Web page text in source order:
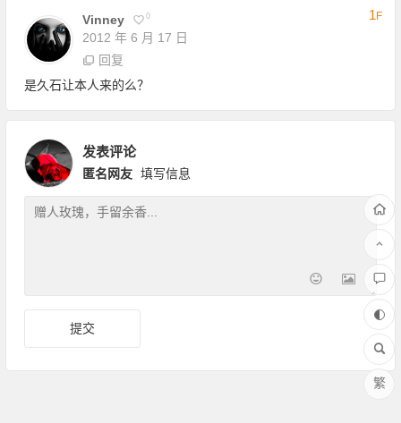
Vinney 0
2012 年 6 月 17 日
1F
回复
是久石让本人来的么？
发表评论
匿名网友 填写信息
繁